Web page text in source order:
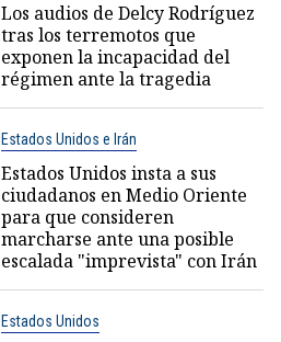
Los audios de Delcy Rodríguez
tras los terremotos que
exponen la incapacidad del
régimen ante la tragedia
Estados Unidos e Irán
Estados Unidos insta a sus
ciudadanos en Medio Oriente
para que consideren
marcharse ante una posible
escalada "imprevista" con Irán
Estados Unidos